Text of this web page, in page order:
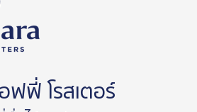
ฟี่ โรสเตอร์